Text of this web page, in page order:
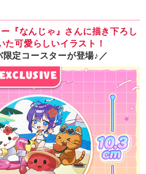
『なんじゃ』さんに描き下ろし
た可愛らしいイラスト！
限定コースターが登場♪／